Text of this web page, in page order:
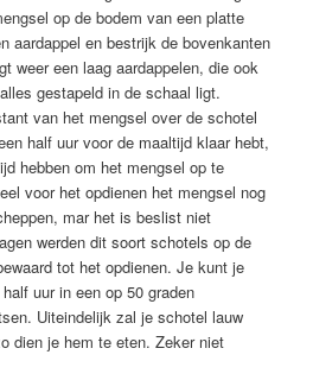
op de bodem van een platte
aardappel en bestrijk de bovenkanten
weer een laag aardappelen, die ook
gestapeld in de schaal ligt.
van het mengsel over de schotel
half uur voor de maaltijd klaar hebt,
hebben om het mengsel op te
voor het opdienen het mengsel nog
mar het is beslist niet
werden dit soort schotels op de
tot het opdienen. Je kunt je
uur in een op 50 graden
Uiteindelijk zal je schotel lauw
dien je hem te eten. Zeker niet